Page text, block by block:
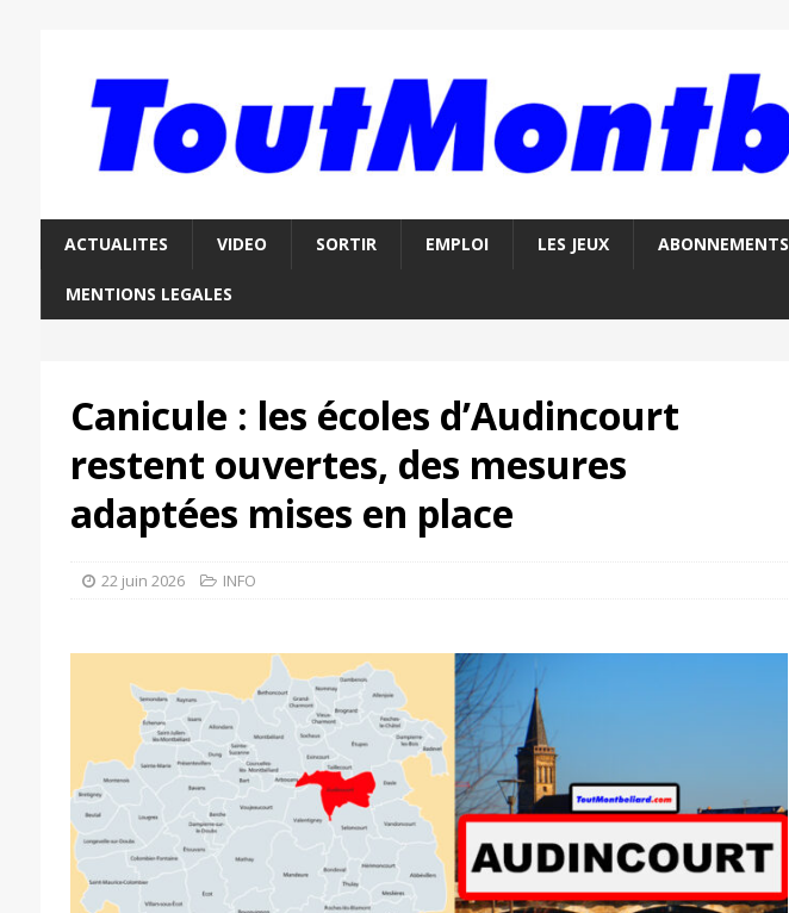
ACTUALITES VIDEO SORTIR EMPLOI LES JEUX ABONNEMENTS
MENTIONS LEGALES
Canicule : les écoles d’Audincourt
restent ouvertes, des mesures
adaptées mises en place
22 juin 2026 INFO